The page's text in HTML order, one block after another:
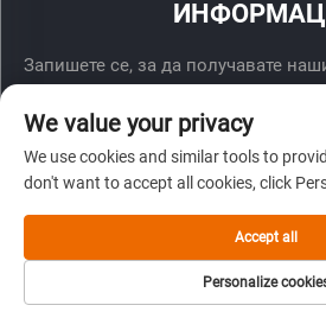
Запишете се, за да получавате
Изпрати
We value your privacy
We use cookies and similar tools to
don't want to accept all cookies, click
Personalize
Accept all